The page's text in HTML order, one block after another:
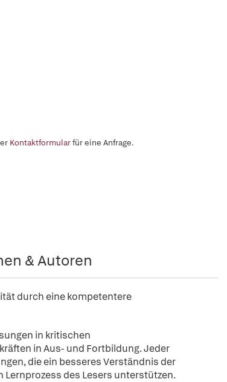
Kontaktformularfür eine Anfrage.
& Autoren
durch eine kompetentere
in kritischen
in Aus- und Fortbildung. Jeder
die ein besseres Verständnis der
des Lesers unterstützen.